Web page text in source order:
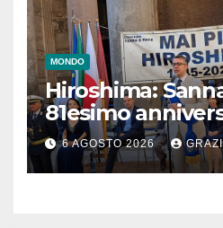
MONDO
Hiroshima:
81esimo
monito per tutti”
6 AGOSTO 2026